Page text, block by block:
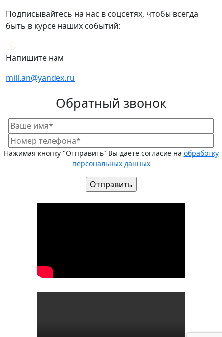
Подписывайтесь на нас в соцсетях, чтобы всегда
быть в курсе наших событий:
Напишите нам
mill.an@yandex.ru
Обратный звонок
Нажимая кнопку "Отправить" Вы даете согласие на обработку
персональных данных